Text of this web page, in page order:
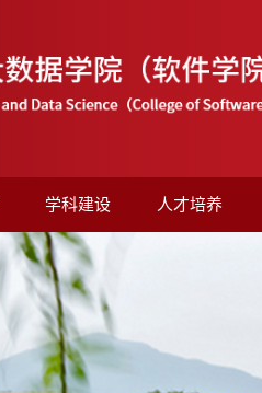
学科建设 人才培养